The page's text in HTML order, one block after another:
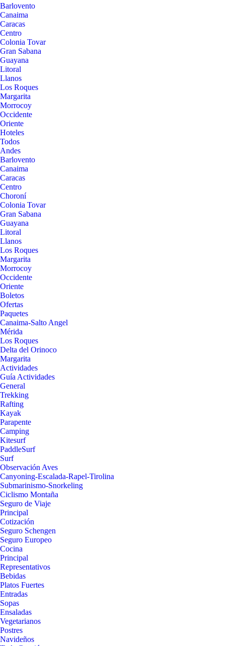
Barlovento
Canaima
Caracas
Centro
Colonia Tovar
Gran Sabana
Guayana
Litoral
Llanos
Los Roques
Margarita
Morrocoy
Occidente
Oriente
Hoteles
Todos
Andes
Barlovento
Canaima
Caracas
Centro
Choroní
Colonia Tovar
Gran Sabana
Guayana
Litoral
Llanos
Los Roques
Margarita
Morrocoy
Occidente
Oriente
Boletos
Ofertas
Paquetes
Canaima-Salto Angel
Mérida
Los Roques
Delta del Orinoco
Margarita
Actividades
Guía Actividades
General
Trekking
Rafting
Kayak
Parapente
Camping
Kitesurf
PaddleSurf
Surf
Observación Aves
Canyoning-Escalada-Rapel-Tirolina
Submarinismo-Snorkeling
Ciclismo Montaña
Seguro de Viaje
Principal
Cotización
Seguro Schengen
Seguro Europeo
Cocina
Principal
Representativos
Bebidas
Platos Fuertes
Entradas
Sopas
Ensaladas
Vegetarianos
Postres
Navideños